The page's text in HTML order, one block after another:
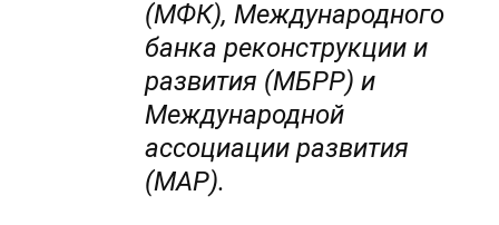
(МФК), Международного
банка реконструкции и
развития (МБРР) и
Международной
ассоциации развития
(МАР).